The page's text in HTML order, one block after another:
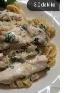
30dakika